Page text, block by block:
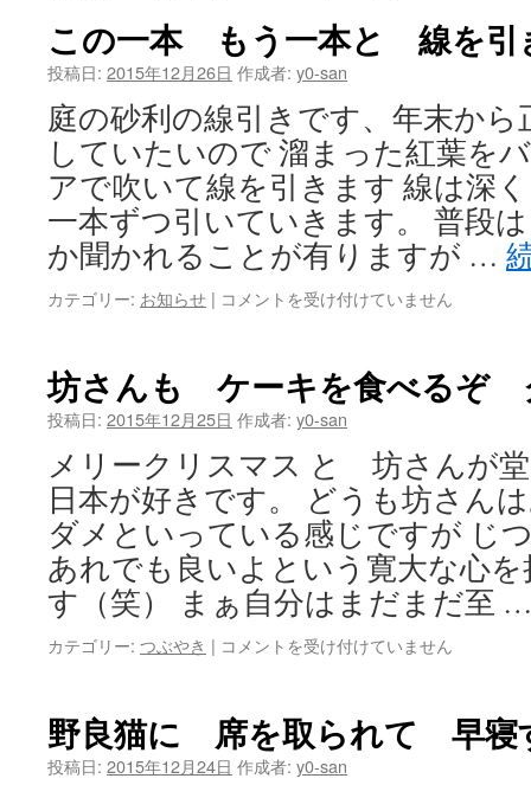
この一本 もう一本と 線を引
投稿日: 2015年12月26日 作成者: y0-san
庭の砂利の線引きです、年末か
していたいので 溜まった紅葉を
アで吹いて線を引きます 線は深
一本ずつ引いていきます。 普段
か聞かれることが有りますが …
カテゴリー: お知らせ | こ
本
も
う
本
と
線
を
引
き
は
コメントを受け付けていません
坊さんも ケーキを食べるぞ
投稿日: 2015年12月25日 作成者: y0-san
メリークリスマス と 坊さんが
日本が好きです。 どうも坊さん
ダメといっている感じですが じ
あれでも良いよという寛大な心
す（笑） まぁ自分はまだまだ至
カテゴリー: つぶやき | 坊
も
ケ
ー
コメントを受け付けていません
野良猫に 席を取られて 早寝
投稿日: 2015年12月24日 作成者: y0-san